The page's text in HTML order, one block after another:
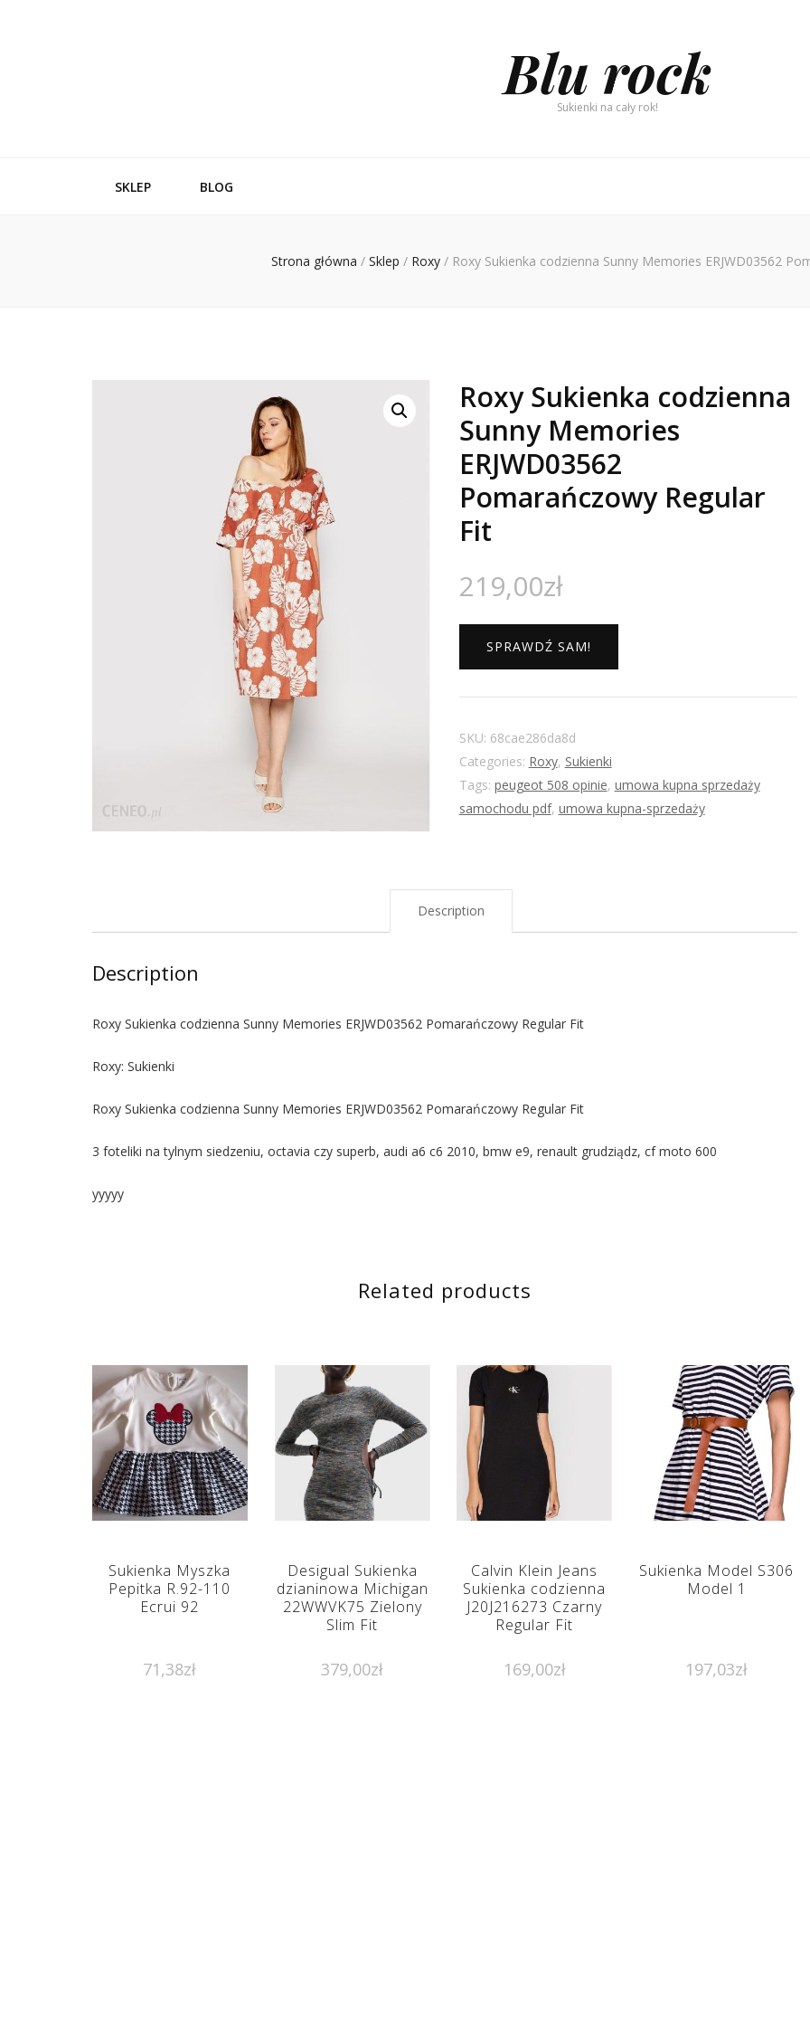
Blu rock
Sukienki na cały rok!
SKLEP BLOG
Strona główna / Sklep / Roxy / Roxy Sukienka codzienna Sunny Memories ERJWD03562
Roxy Sukienka codzienna
Sunny Memories
ERJWD03562
Pomarańczowy Regular
Fit
219,00zł
SPRAWDŹ SAM!
SKU: 68cae286da8d
Categories: Roxy, Sukienki
Tags: peugeot 508 opinie, umowa kupna sprzedaży
samochodu pdf, umowa kupna-sprzedaży
Description
Description
Roxy Sukienka codzienna Sunny Memories ERJWD03562 Pomarańczowy Regular Fit
Roxy: Sukienki
Roxy Sukienka codzienna Sunny Memories ERJWD03562 Pomarańczowy Regular Fit
3 foteliki na tylnym siedzeniu, octavia czy superb, audi a6 c6 2010, bmw e9, renault grudziądz, cf moto 600
yyyyy
Related products
Sukienka Myszka
Pepitka R.92-110
Ecrui 92
71,38zł
Desigual Sukienka
dzianinowa Michigan
22WWVK75 Zielony
Slim Fit
379,00zł
Calvin Klein Jeans
Sukienka codzienna
J20J216273 Czarny
Regular Fit
169,00zł
Sukienka Model S306
Model 1
197,03zł